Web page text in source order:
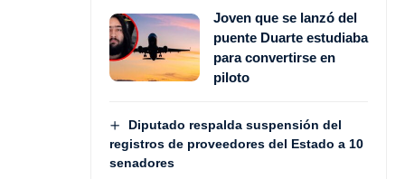
Joven que se lanzó del
puente Duarte estudiaba
para convertirse en
piloto
Diputado respalda suspensión del
registros de proveedores del Estado a 10
senadores